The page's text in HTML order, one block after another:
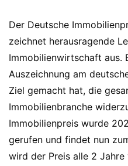
Der Deutsche
zeichnet herausragende
Immobilienwirtschaft aus.
Auszeichnung am
Ziel gemacht hat, die
Immobilienbranche
Immobilienpreis wurde
gerufen und findet nun
wird der Preis alle 2 Jahre